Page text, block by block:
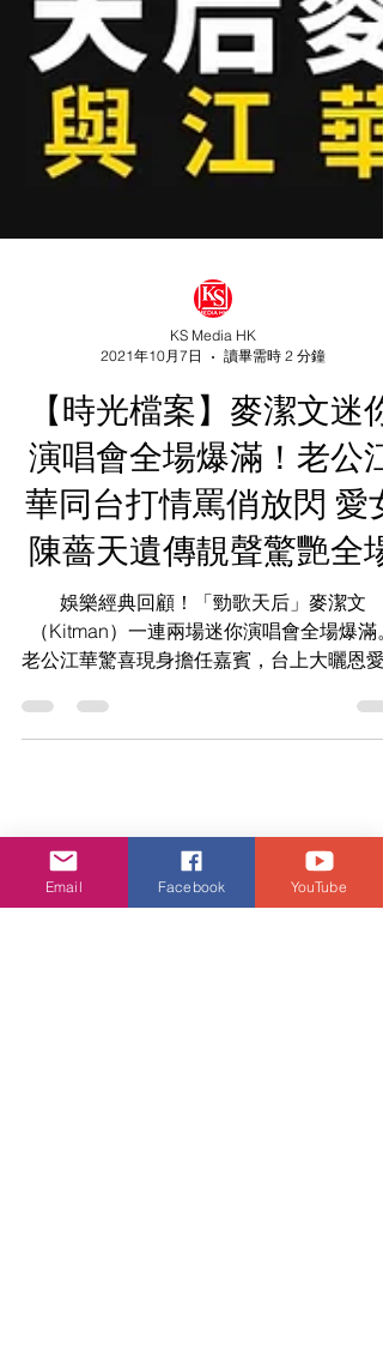
KS Media HK
2021年10月7日
讀畢需時 2 分鐘
【時光檔案】麥潔文迷你
演唱會全場爆滿！老公江
華同台打情罵俏放閃 愛女
陳薔天遺傳靚聲驚艷全場
娛樂經典回顧！「勁歌天后」麥潔文
笑全場；愛女陳薔天亦首度登台大展歌藝，
來黎瑞恩、邵美琪等一眾星級好友齊集力撐
Email Facebook YouTube